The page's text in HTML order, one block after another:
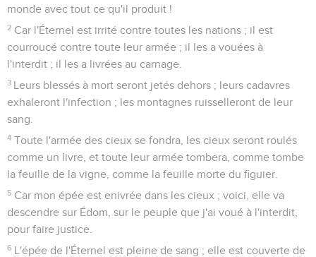
monde avec tout ce qu'il produit !
2 Car l'Éternel est irrité contre toutes les nations ; il est
courroucé contre toute leur armée ; il les a vouées à
l'interdit ; il les a livrées au carnage.
3 Leurs blessés à mort seront jetés dehors ; leurs cadavres
exhaleront l'infection ; les montagnes ruisselleront de leur
sang.
4 Toute l'armée des cieux se fondra, les cieux seront roulés
comme un livre, et toute leur armée tombera, comme tombe
la feuille de la vigne, comme la feuille morte du figuier.
5 Car mon épée est enivrée dans les cieux ; voici, elle va
descendre sur Édom, sur le peuple que j'ai voué à l'interdit,
pour faire justice.
6 L'épée de l'Éternel est pleine de sang ; elle est couverte de